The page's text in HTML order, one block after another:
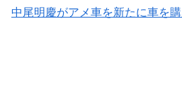
中尾明慶がアメ車を新たに車を